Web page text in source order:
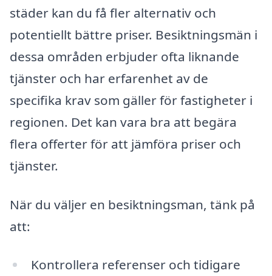
städer kan du få fler alternativ och
potentiellt bättre priser. Besiktningsmän i
dessa områden erbjuder ofta liknande
tjänster och har erfarenhet av de
specifika krav som gäller för fastigheter i
regionen. Det kan vara bra att begära
flera offerter för att jämföra priser och
tjänster.
När du väljer en besiktningsman, tänk på
att:
Kontrollera referenser och tidigare